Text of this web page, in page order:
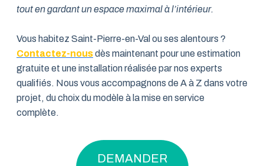
tout en gardant un espace maximal à l’intérieur.
Vous habitez Saint-Pierre-en-Val ou ses alentours ?
Contactez-nousdès maintenant pour une estimation
gratuite et une installation réalisée par nos experts
qualifiés. Nous vous accompagnons de A à Z dans votre
projet, du choix du modèle à la mise en service
complète.
DEMANDER